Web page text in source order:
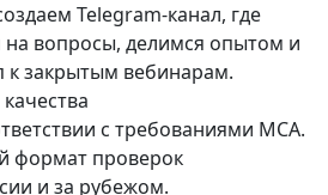
Telegram-канал, где
вопросы, делимся опытом и
к закрытым вебинарам.
с требованиями МСА.
формат проверок
и за рубежом.